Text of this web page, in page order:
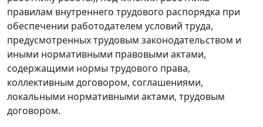
правилам внутреннего трудового распорядка при
обеспечении работодателем условий труда,
предусмотренныхтрудовым законодательством и
иными нормативными правовыми актами,
содержащими нормы трудового права,
коллективным договором, соглашениями,
локальными нормативными актами, трудовым
договором.